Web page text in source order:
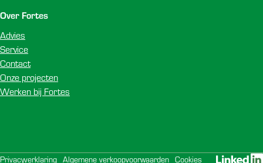
Over Fortes
Advies
Service
Contact
Onze projecten
Werken bij Fortes
Privacyverklaring Algemene verkoopvoorwaarden Cookies